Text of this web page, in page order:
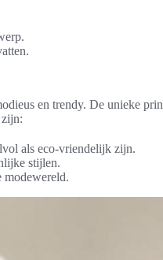
en trendy. De unieke
zijn:
als eco-vriendelijk zijn.
stijlen.
modewereld.